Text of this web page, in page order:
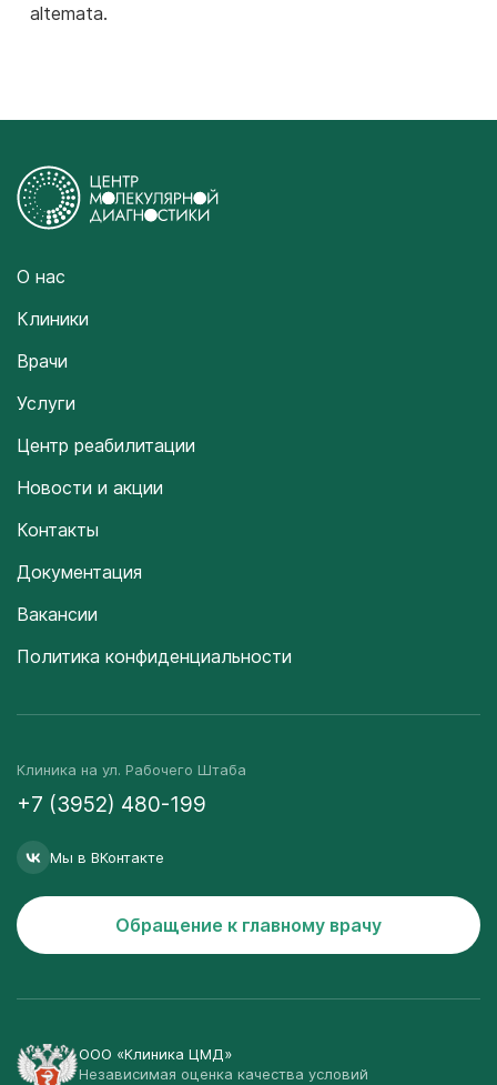
altemata.
О нас
Клиники
Врачи
Услуги
Центр реабилитации
Новости и акции
Контакты
Документация
Вакансии
Политика конфиденциальности
Клиника на ул. Рабочего Штаба
+7 (3952) 480-199
Мы в ВКонтакте
Обращение к главному врачу
ООО «Клиника ЦМД»
Независимая оценка качества условий